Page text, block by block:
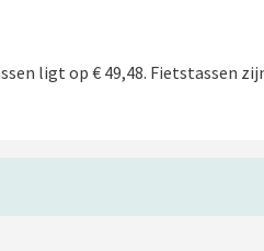
ligt op € 49,48. Fietstassen